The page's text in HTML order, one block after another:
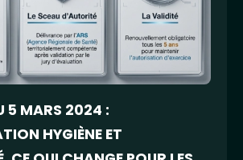
5 MARS 2024 :
HYGIÈNE ET